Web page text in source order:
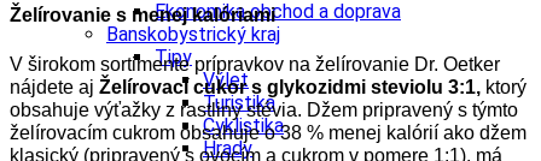
Ekonomika obchod a doprava
Banskobystrický kraj
Tipy
Výlet
Turistika
Cyklistika
Hrady
Želírovanie s menej kalóriami
V širokom sortimente prípravkov na želírovanie Dr. Oetker
nájdete aj Želírovací cukor s glykozidmi steviolu 3:1, ktorý
obsahuje výťažky z rastliny stévia. Džem pripravený s týmto
želírovacím cukrom obsahuje o 38 % menej kalórií ako džem
klasický (pripravený s ovocím a cukrom v pomere 1:1), má